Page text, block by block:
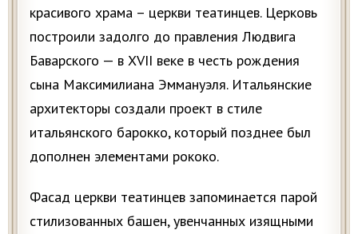
красивого храма – церкви театинцев. Церковь
построили задолго до правления Людвига
Баварского — в XVII веке в честь рождения
сына Максимилиана Эммануэля. Итальянские
архитекторы создали проект в стиле
итальянского барокко, который позднее был
дополнен элементами рококо.
Фасад церкви театинцев запоминается парой
стилизованных башен, увенчанных изящными